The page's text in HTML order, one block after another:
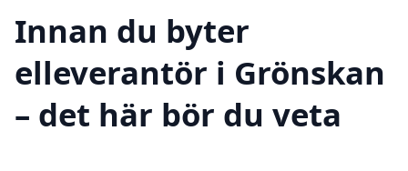
Innan du byter
elleverantör i Grönskan
– det här bör du veta